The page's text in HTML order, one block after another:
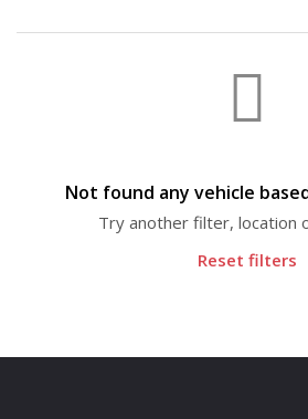
Not found any vehicle
Try another filter, location
Reset filters